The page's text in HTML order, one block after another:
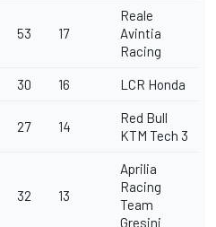
53 17
Reale
Avintia
Racing
30 16 LCR Honda
27 14
Red Bull
KTM Tech 3
32 13
Aprilia
Racing
Team
Gresini